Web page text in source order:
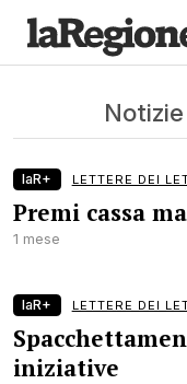
laR+ LETTERE DEI
Premi cassa
1 mese
laR+ LETTERE DEI
iniziative